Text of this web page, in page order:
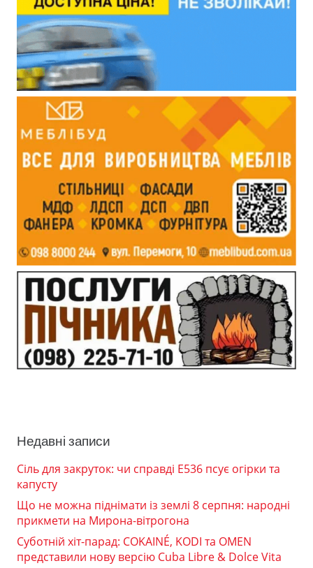
Недавні записи
Сіль для закруток: чи справді Е536 псує огірки та
капусту
Що не можна піднімати із землі 8 серпня: народні
прикмети на Мирона-вітрогона
Суботній хіт-парад: COKAINÉ, KODI та OMEN
представили нову версію Cuba Libre & Dolce Vita